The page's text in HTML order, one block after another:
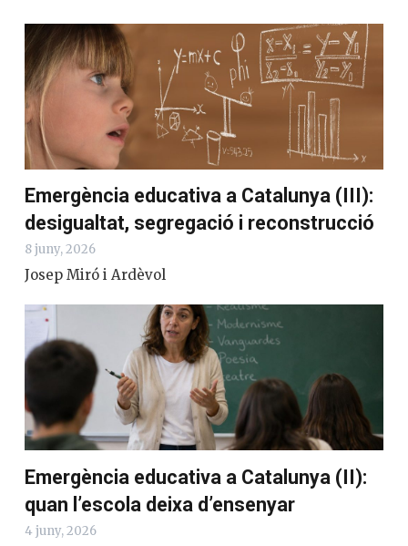
Emergència educativa a Catalunya (III):
desigualtat, segregació i reconstrucció
8 juny, 2026
Josep Miró i Ardèvol
Emergència educativa a Catalunya (II):
quan l’escola deixa d’ensenyar
4 juny, 2026